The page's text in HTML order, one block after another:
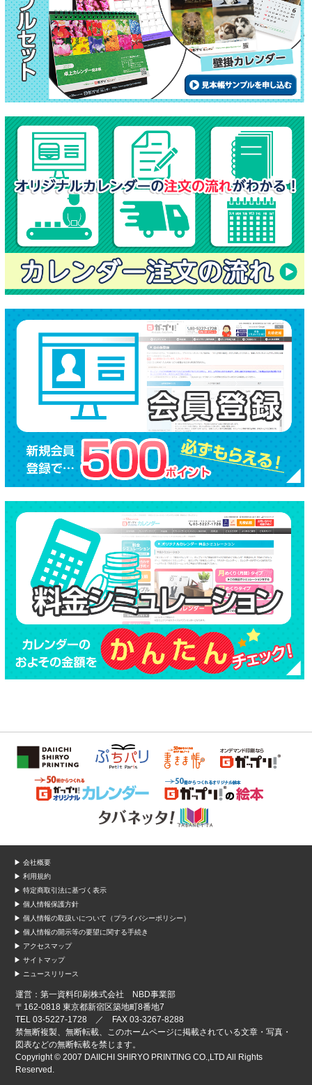
▶ 会社概要
▶ 利用規約
▶ 特定商取引法に基づく表示
▶ 個人情報保護方針
▶ 個人情報の取扱いについて（プライバシーポリシー）
▶ 個人情報の開示等の要望に関する手続き
▶ アクセスマップ
▶ サイトマップ
▶ ニュースリリース
運営：第一資料印刷株式会社 NBD事業部
〒162-0818 東京都新宿区築地町8番地7
TEL 03-5227-1728 ／ FAX 03-3267-8288
禁無断複製、無断転載、このホームページに掲載されている文章・写真・
図表などの無断転載を禁じます。
Copyright © 2007 DAIICHI SHIRYO PRINTING CO.,LTD All Rights
Reserved.